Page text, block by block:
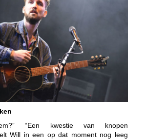
“Een kwestie van knopen
Will in een op dat moment nog leeg